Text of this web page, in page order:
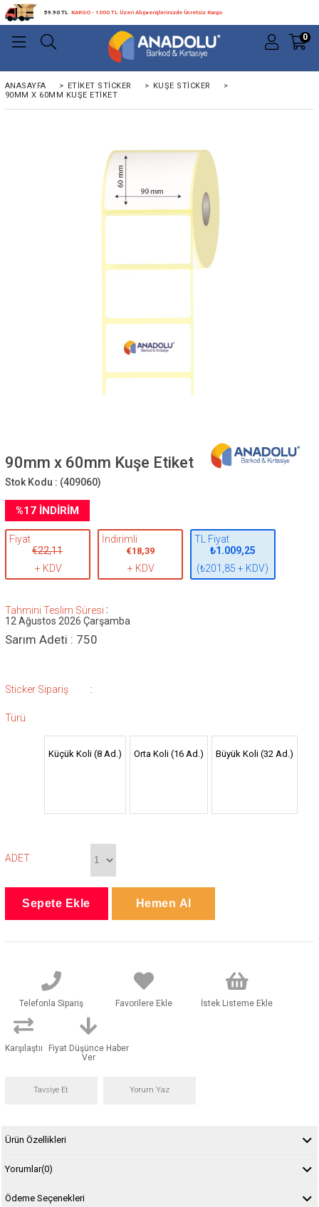
59.90 TL KARGO - 1000 TL Üzeri Alışverişlerinizde Ücretsiz Kargo
0
ANASAYFA > ETIKET STICKER > KUŞE STICKER
>
90MM X 60MM KUŞE ETIKET
90mm x 60mm Kuşe Etiket
Stok Kodu : (409060)
%17İNDIRIM
Fiyat
€22,11
+ KDV
İndirimli
€18,39
+ KDV
TL Fiyat
₺1.009,25
(₺201,85 + KDV)
Tahmini Teslim Süresi :
12 Ağustos 2026 Çarşamba
Sarım Adeti : 750
Sticker Sipariş
Türü
:
Küçük Koli (8 Ad.) Orta Koli (16 Ad.) Büyük Koli (32 Ad.)
ADET
Telefonla Sipariş Favorilere Ekle İstek Listeme Ekle
Karşılaştır
Fiyat Düşünce Haber
Ver
Tavsiye Et Yorum Yaz
Ürün Özellikleri
Yorumlar(0)
Ödeme Seçenekleri